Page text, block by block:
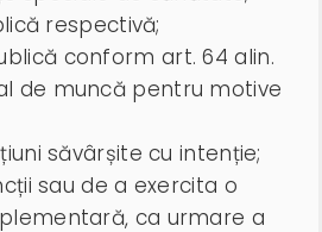
respectivă;
conform art. 64 alin.
de muncă pentru motive
săvârșite cu intenție;
sau de a exercita o
ca urmare a